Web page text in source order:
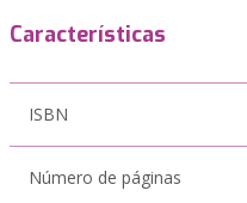
Características
ISBN
Número de páginas